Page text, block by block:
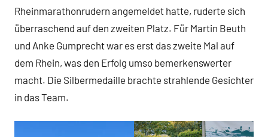
Rheinmarathonrudern angemeldet hatte, ruderte sich
überraschend auf den zweiten Platz. Für Martin Beuth
und Anke Gumprecht war es erst das zweite Mal auf
dem Rhein, was den Erfolg umso bemerkenswerter
macht. Die Silbermedaille brachte strahlende Gesichter
in das Team.